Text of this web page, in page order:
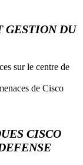
GESTION DU
sur le centre de
de Cisco
CISCO